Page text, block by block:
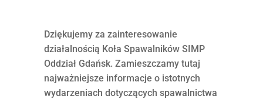
Dziękujemy za zainteresowanie
działalnością Koła Spawalników SIMP
Oddział Gdańsk. Zamieszczamy tutaj
najważniejsze informacje o istotnych
wydarzeniach dotyczących spawalnictwa